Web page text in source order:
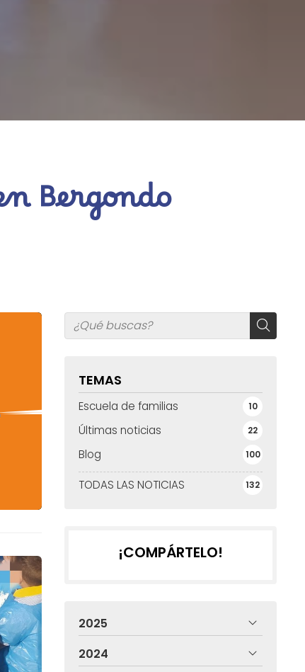
Bergondo
TEMAS
TODAS LAS NOTICIAS 132
Escuela de familias 10
Últimas noticias 22
Blog 100
¡COMPÁRTELO!
2025
2024